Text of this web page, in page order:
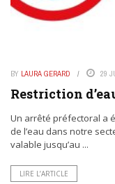
BY LAURA GERARD 29
Restriction
Un arrêté préfectoral a
de l’eau dans notre
valable jusqu’au ...
LIRE L’ARTICLE